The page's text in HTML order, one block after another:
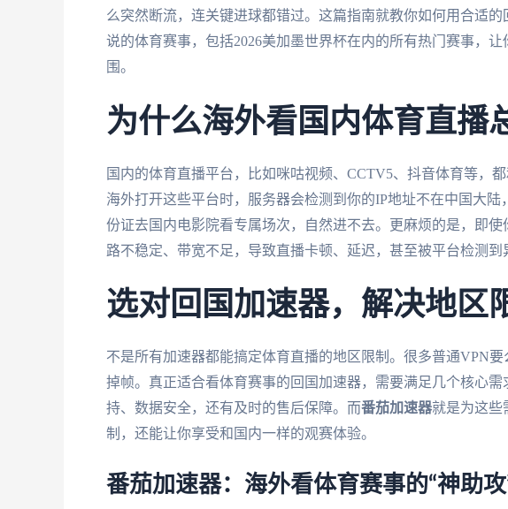
么突然断流，连关键进球都错过。这篇指南就教你如何用合适
说的体育赛事，包括2026美加墨世界杯在内的所有热门赛事，
围。
为什么海外看国内体育直播
国内的体育直播平台，比如咪咕视频、CCTV5、抖音体育等，
海外打开这些平台时，服务器会检测到你的IP地址不在中国大
份证去国内电影院看专属场次，自然进不去。更麻烦的是，即
路不稳定、带宽不足，导致直播卡顿、延迟，甚至被平台检测到
选对回国加速器，解决地区
不是所有加速器都能搞定体育直播的地区限制。很多普通VPN
掉帧。真正适合看体育赛事的回国加速器，需要满足几个核心
持、数据安全，还有及时的售后保障。而番茄加速器就是为这
制，还能让你享受和国内一样的观赛体验。
番茄加速器：海外看体育赛事的“神助攻